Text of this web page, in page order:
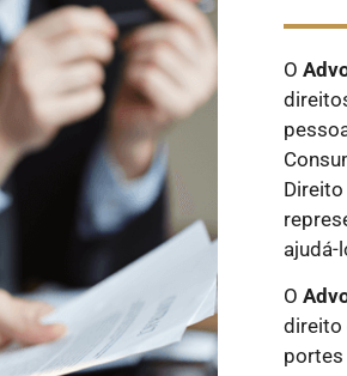
O
ajudá-
O
direito
portes